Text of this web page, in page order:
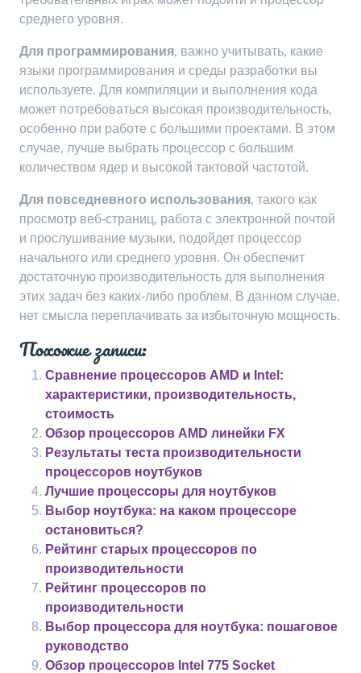
среднего уровня.
Для программирования‚ важно учитывать‚ какие
языки программирования и среды разработки вы
используете. Для компиляции и выполнения кода
может потребоваться высокая производительность‚
особенно при работе с большими проектами. В этом
случае‚ лучше выбрать процессор с большим
количеством ядер и высокой тактовой частотой.
Для повседневного использования‚ такого как
просмотр веб-страниц‚ работа с электронной почтой
и прослушивание музыки‚ подойдет процессор
начального или среднего уровня. Он обеспечит
достаточную производительность для выполнения
этих задач без каких-либо проблем. В данном случае‚
нет смысла переплачивать за избыточную мощность.
Похожие записи:
Сравнение процессоров AMD и Intel:
характеристики, производительность,
стоимость
Обзор процессоров AMD линейки FX
Результаты теста производительности
процессоров ноутбуков
Лучшие процессоры для ноутбуков
Выбор ноутбука: на каком процессоре
остановиться?
Рейтинг старых процессоров по
производительности
Рейтинг процессоров по
производительности
Выбор процессора для ноутбука: пошаговое
руководство
Обзор процессоров Intel 775 Socket